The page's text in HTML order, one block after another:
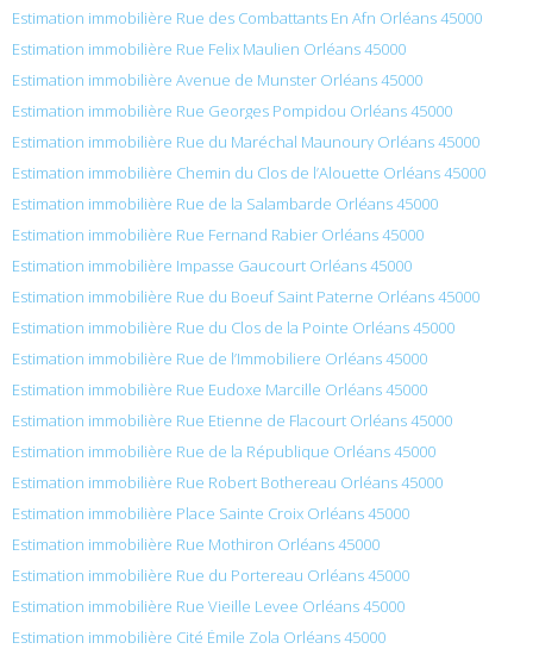
Estimation immobilière Rue des Combattants En Afn Orléans 45000
Estimation immobilière Rue Felix Maulien Orléans 45000
Estimation immobilière Avenue de Munster Orléans 45000
Estimation immobilière Rue Georges Pompidou Orléans 45000
Estimation immobilière Rue du Maréchal Maunoury Orléans 45000
Estimation immobilière Chemin du Clos de l’Alouette Orléans 45000
Estimation immobilière Rue de la Salambarde Orléans 45000
Estimation immobilière Rue Fernand Rabier Orléans 45000
Estimation immobilière Impasse Gaucourt Orléans 45000
Estimation immobilière Rue du Boeuf Saint Paterne Orléans 45000
Estimation immobilière Rue du Clos de la Pointe Orléans 45000
Estimation immobilière Rue de l’Immobiliere Orléans 45000
Estimation immobilière Rue Eudoxe Marcille Orléans 45000
Estimation immobilière Rue Etienne de Flacourt Orléans 45000
Estimation immobilière Rue de la République Orléans 45000
Estimation immobilière Rue Robert Bothereau Orléans 45000
Estimation immobilière Place Sainte Croix Orléans 45000
Estimation immobilière Rue Mothiron Orléans 45000
Estimation immobilière Rue du Portereau Orléans 45000
Estimation immobilière Rue Vieille Levee Orléans 45000
Estimation immobilière Cité Émile Zola Orléans 45000